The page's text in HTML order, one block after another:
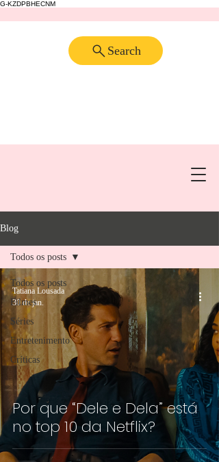
G-KZDPBHECNM
Search
Blog
Todos os posts
Filmes
Séries
Entretenimento
Críticas
Todos os posts
Por que “Dele e Dela” está
no top 10 da Netflix?
Tatiana Lousada
30 de jan.